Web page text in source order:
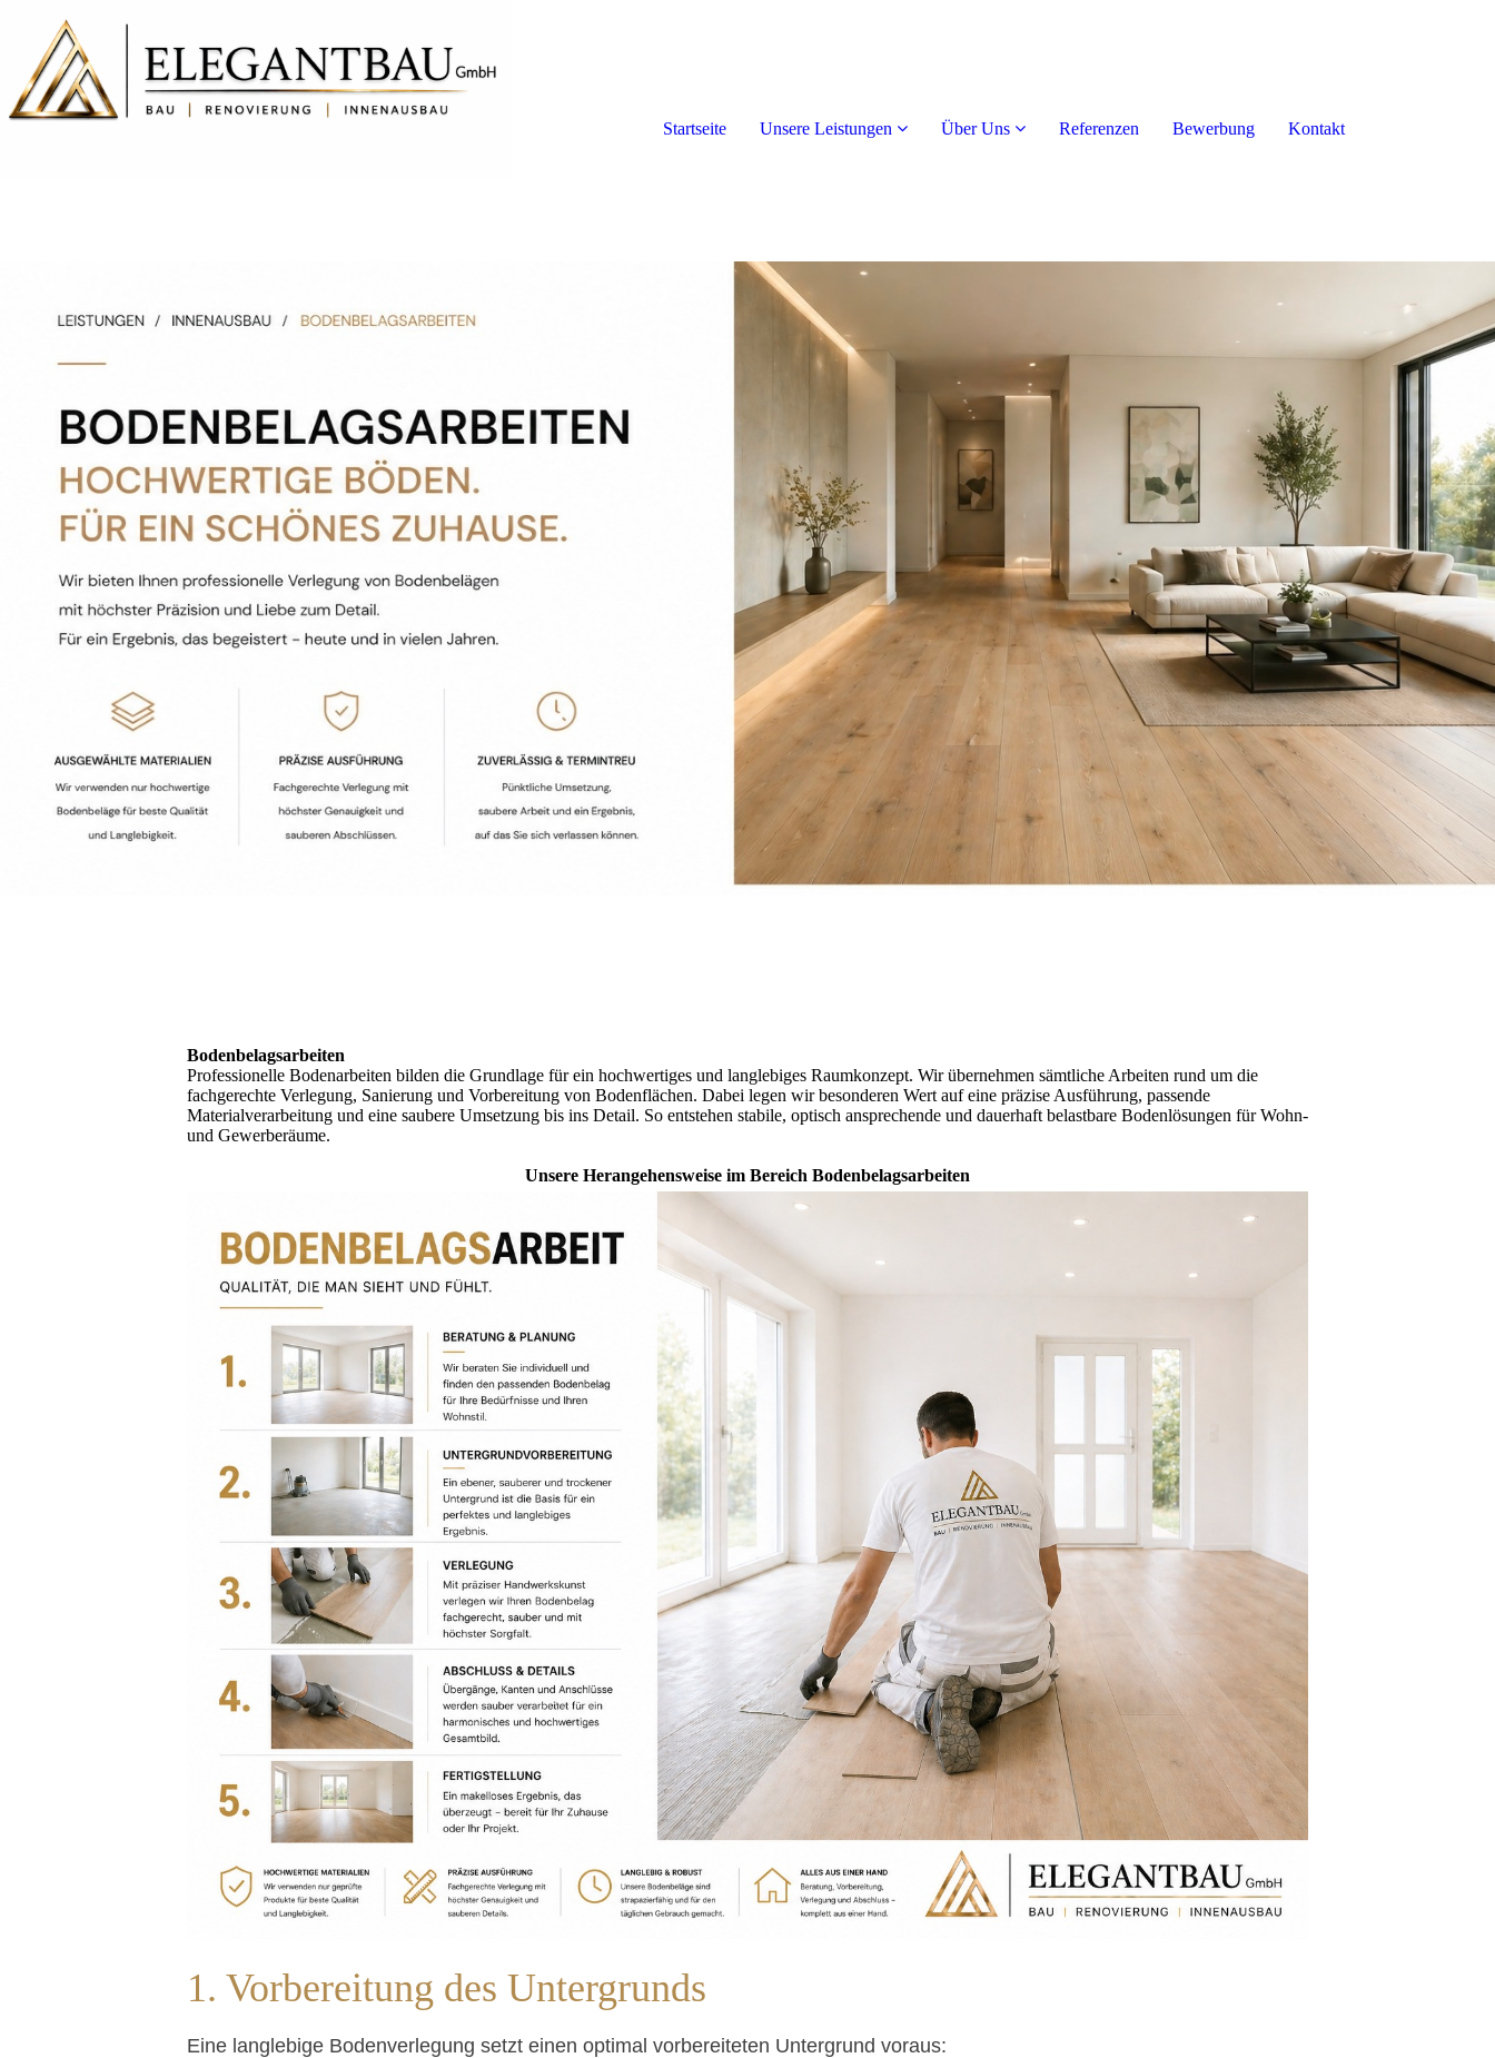
Startseite Unsere Leistungen Über Uns Referenzen Bewerbung Kontakt
Bodenbelagsarbeiten
Professionelle Bodenarbeiten bilden die Grundlage für ein hochwertiges und langlebiges Raumkonzept. Wir übernehmen sämtliche Arbeiten rund um die
fachgerechte Verlegung, Sanierung und Vorbereitung von Bodenflächen. Dabei legen wir besonderen Wert auf eine präzise Ausführung, passende
Materialverarbeitung und eine saubere Umsetzung bis ins Detail. So entstehen stabile, optisch ansprechende und dauerhaft belastbare Bodenlösungen für Wohn-
und Gewerberäume.
Unsere Herangehensweise im Bereich Bodenbelagsarbeiten
1. Vorbereitung des Untergrunds
Eine langlebige Bodenverlegung setzt einen optimal vorbereiteten Untergrund voraus: